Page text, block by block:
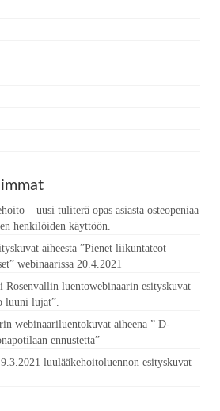
– uusi tuliterä opas asiasta osteopeniaa
henkilöiden käyttöön.
aiheesta ”Pienet liikuntateot –
webinaarissa 20.4.2021
Rosenvallin luentowebinaarin esityskuvat
luuni lujat”.
webinaariluentokuvat aiheena ” D-
ennustetta”
luulääkehoitoluennon esityskuvat